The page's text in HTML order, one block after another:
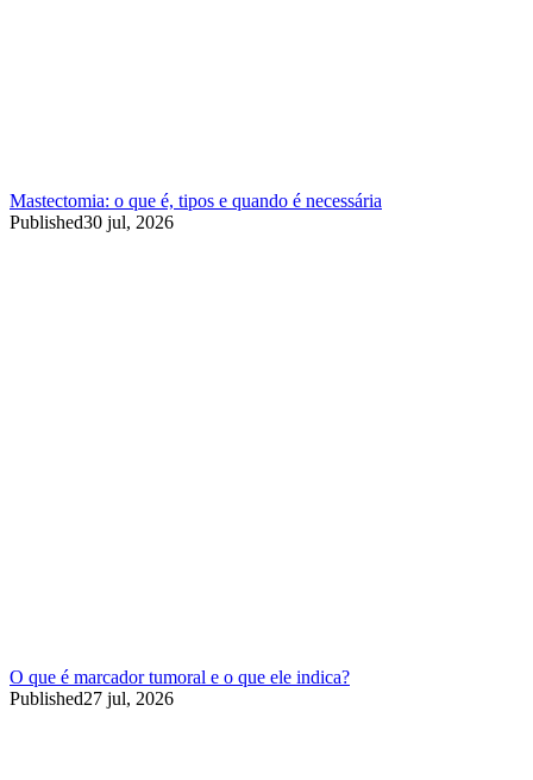
Mastectomia: o que é, tipos e quando é necessária
Published30 jul, 2026
O que é marcador tumoral e o que ele indica?
Published27 jul, 2026